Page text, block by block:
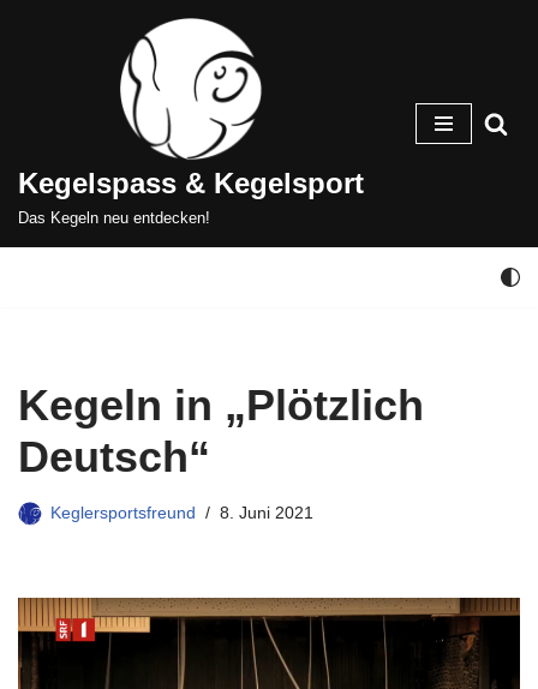
Kegelspass & Kegelsport
Das Kegeln neu entdecken!
Kegeln in „Plötzlich
Deutsch“
Keglersportsfreund 8. Juni 2021